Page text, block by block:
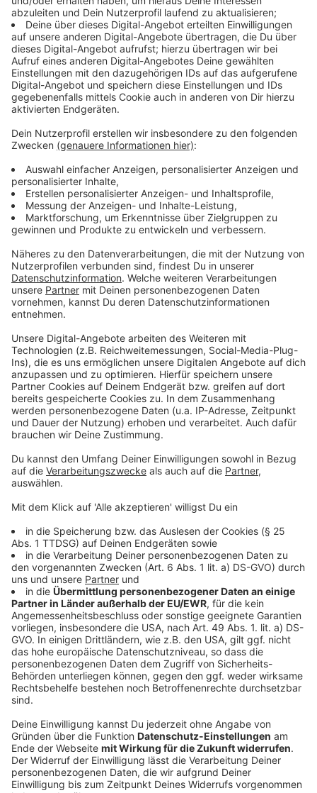
Lehrer sollen so angepasst werden, "dass für die
Betroffenen nach Möglichkeit keine Nachteile für ihr
berufliches Fortkommen aus der Corona-Krise
entstehen".
Anzeige
Heinsberg
In den sieben Gymnasien und vier Gesamtschulen des
anfangs am stärksten vom Coronavirus betroffenen
Unterricht, stellte die Ministerin fest. Hier seien die
Schulen bereits unmittelbar nach Karneval
geschlossen worden - knapp drei Wochen vor der
landesweiten Maßnahme. Deshalb solle es hier
Klausuren und Ausnahme-Prüfungszulassungen "unter
Vorbehalt".
Anzeige
Anzeige
NRW habe für die Verständigung auf ein bundesweit
einheitliches Vorgehen im Schulbereich «eine
ausschlaggebende und auch eine einigende Rolle
gespielt», versicherte Gebauer. Den Vorwurf der SPD-
Opposition, dass NRW ausschere, wies sie zurück.
Berlin und Brandenburg starteten bereits am 20. April
mit ihren Abiturprüfungen, Schleswig-Holstein und
Hamburg am 21. April, Bremen und Sachsen am 22.
April - und NRW erst am 12. Mai, sagte sie.
Anzeige
Opposition
Anzeige